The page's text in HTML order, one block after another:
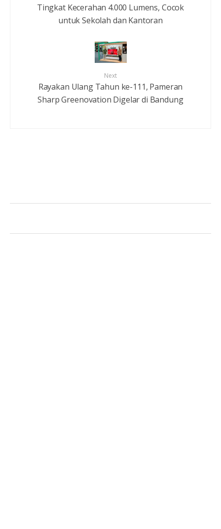
Tingkat Kecerahan 4.000 Lumens, Cocok
untuk Sekolah dan Kantoran
Next
Rayakan Ulang Tahun ke-111, Pameran
Sharp Greenovation Digelar di Bandung